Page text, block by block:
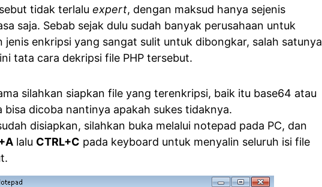
tidak terlalu expert, dengan maksud hanya sejenis
saja. Sebab sejak dulu sudah banyak perusahaan untuk
jenis enkripsi yang sangat sulit untuk dibongkar, salah satunya
tata cara dekripsi file PHP tersebut.
silahkan siapkan file yang terenkripsi, baik itu base64 atau
bisa dicoba nantinya apakah sukes tidaknya.
disiapkan, silahkan buka melalui notepad pada PC, dan
lalu CTRL+C pada keyboard untuk menyalin seluruh isi file